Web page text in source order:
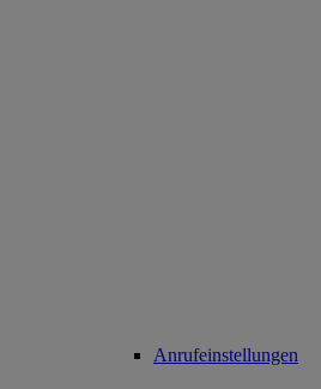
Anrufeinstellungen